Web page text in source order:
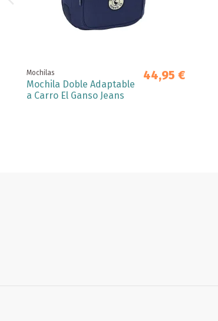
Mochilas
Mochila Doble Adaptable
a Carro El Ganso Jeans
44,95 €